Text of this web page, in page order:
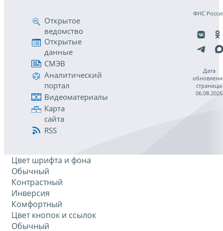
Открытое
ведомство
Открытые
данные
СМЭВ
Аналитический
портал
Видеоматериалы
Карта
сайта
RSS
ФНС
Дата
страницы
06.08.2026
Цвет шрифта и фона
Обычный
Контрастный
Инверсия
Комфортный
Цвет кнопок и ссылок
Обычный